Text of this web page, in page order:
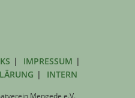
IMPRESSUM
INTERN
Mengede e.V.